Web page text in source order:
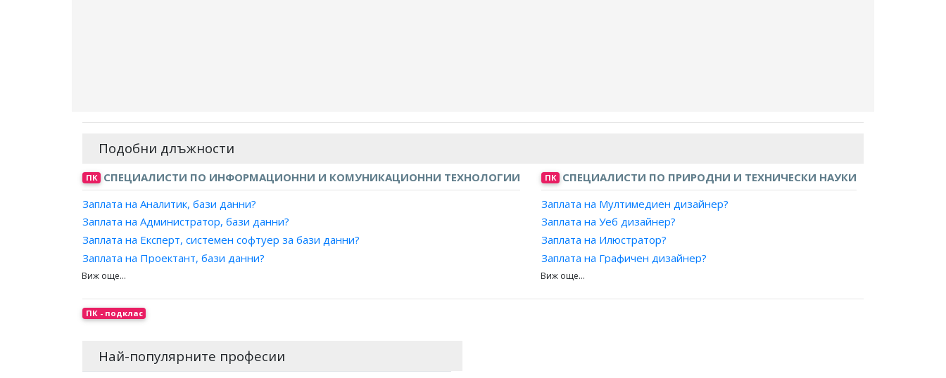
Подобни длъжности
ПК СПЕЦИАЛИСТИ ПО ИНФОРМАЦИОННИ И КОМУНИКАЦИОННИ ТЕХНОЛОГИИ
Заплата на Аналитик, бази данни?
Заплата на Администратор, бази данни?
Заплата на Експерт, системен софтуер за бази данни?
Заплата на Проектант, бази данни?
Заплата на Програмист, бази данни?
ПК СПЕЦИАЛИСТИ ПО ПРИРОДНИ И ТЕХНИЧЕСКИ НАУКИ
Заплата на Мултимедиен дизайнер?
Заплата на Уеб дизайнер?
Заплата на Илюстратор?
Заплата на Графичен дизайнер?
Заплата на Дизайнер, печатни издания?
ПК - подклас
Най-популярните професии